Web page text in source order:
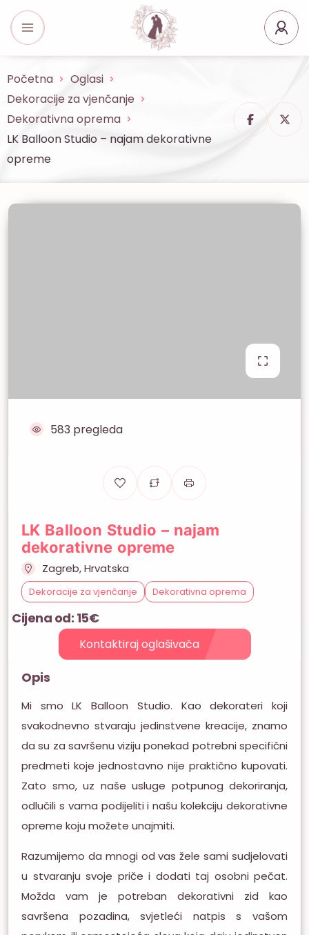
Početna
Oglasi
Dekoracije za vjenčanje
Dekorativna oprema
LK Balloon Studio – najam dekorativne
opreme
583 pregleda
LK Balloon Studio – najam
dekorativne opreme
Zagreb, Hrvatska
Dekoracije za vjenčanje Dekorativna oprema
Cijena od: 15€
Kontaktiraj oglašivača
Opis
Mi smo LK Balloon Studio. Kao dekorateri koji
svakodnevno stvaraju jedinstvene kreacije, znamo
da su za savršenu viziju ponekad potrebni specifični
predmeti koje jednostavno nije praktično kupovati.
Zato smo, uz naše usluge potpunog dekoriranja,
odlučili s vama podijeliti i našu kolekciju dekorativne
opreme koju možete unajmiti.
Razumijemo da mnogi od vas žele sami sudjelovati
u stvaranju svoje priče i dodati taj osobni pečat.
Možda vam je potreban dekorativni zid kao
savršena pozadina, svjetleći natpis s vašom